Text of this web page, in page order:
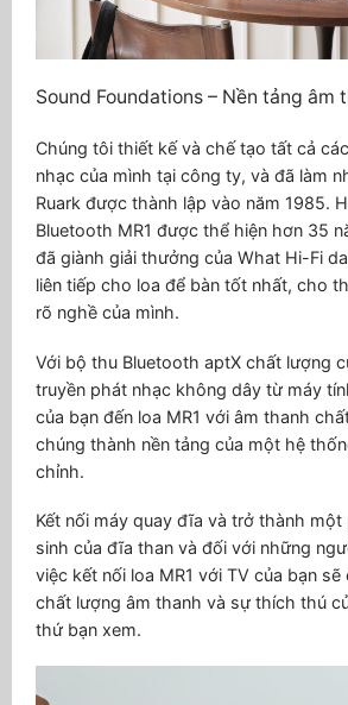
Sound Foundations – Nền tảng âm
Chúng tôi thiết kế và chế tạo tất cả
nhạc của mình tại công ty, và đã làm
Ruark được thành lập vào năm 1985.
Bluetooth MR1 được thể hiện hơn 35
đã giành giải thưởng của What Hi-Fi
liên tiếp cho loa để bàn tốt nhất, cho
rõ nghề của mình.
Với bộ thu Bluetooth aptX chất lượng
truyền phát nhạc không dây từ máy
của bạn đến loa MR1 với âm thanh
chúng thành nền tảng của một hệ
chỉnh.
Kết nối máy quay đĩa và trở thành
sinh của đĩa than và đối với những
việc kết nối loa MR1 với TV của bạn
chất lượng âm thanh và sự thích thú
thứ bạn xem.